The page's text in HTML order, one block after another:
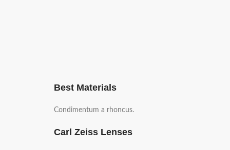
Best Materials
Condimentum a rhoncus.
Carl Zeiss Lenses